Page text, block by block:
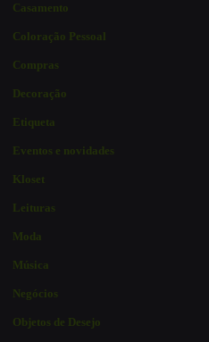
Casamento
Coloração Pessoal
Compras
Decoração
Etiqueta
Eventos e novidades
Kloset
Leituras
Moda
Música
Negócios
Objetos de Desejo